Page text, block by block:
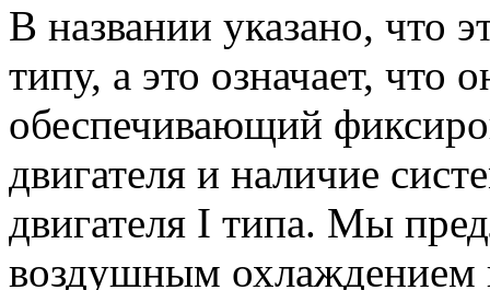
В названии указано, что
типу, а это означает, что
обеспечивающий
двигателя и наличие
двигателя I типа. Мы
воздушным охлаждением